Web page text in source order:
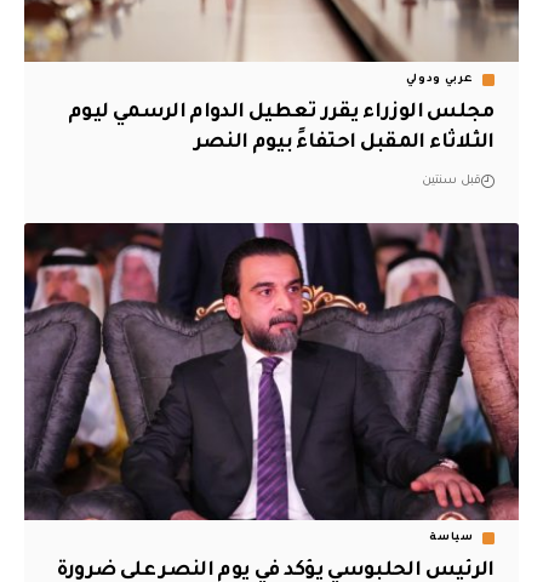
عربي ودولي
مجلس الوزراء يقرر تعطيل الدوام الرسمي ليوم
الثلاثاء المقبل احتفاءً بيوم النصر
قبل سنتين
سياسة
الرئيس الحلبوسي يؤكد في يوم النصر على ضرورة